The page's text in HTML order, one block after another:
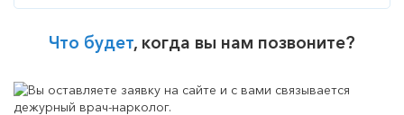
Что будет, когда вы нам позвоните?